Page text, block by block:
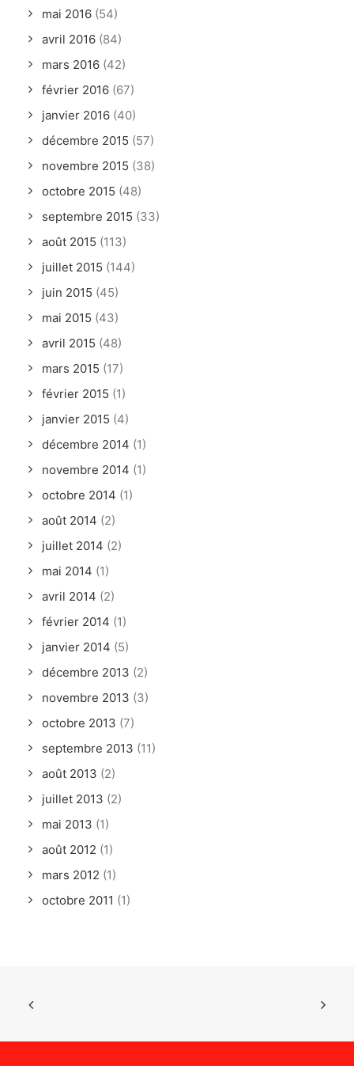
mai 2016 (54)
avril 2016 (84)
mars 2016 (42)
février 2016 (67)
janvier 2016 (40)
décembre 2015 (57)
novembre 2015 (38)
octobre 2015 (48)
septembre 2015 (33)
août 2015 (113)
juillet 2015 (144)
juin 2015 (45)
mai 2015 (43)
avril 2015 (48)
mars 2015 (17)
février 2015 (1)
janvier 2015 (4)
décembre 2014 (1)
novembre 2014 (1)
octobre 2014 (1)
août 2014 (2)
juillet 2014 (2)
mai 2014 (1)
avril 2014 (2)
février 2014 (1)
janvier 2014 (5)
décembre 2013 (2)
novembre 2013 (3)
octobre 2013 (7)
septembre 2013 (11)
août 2013 (2)
juillet 2013 (2)
mai 2013 (1)
août 2012 (1)
mars 2012 (1)
octobre 2011 (1)